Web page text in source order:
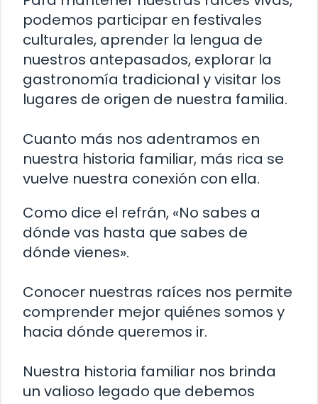
podemos participar en festivales
culturales, aprender la lengua de
nuestros antepasados, explorar la
gastronomía tradicional y visitar los
lugares de origen de nuestra familia.
Cuanto más nos adentramos en
nuestra historia familiar, más rica se
vuelve nuestra conexión con ella.
Como dice el refrán, «No sabes a
dónde vas hasta que sabes de
dónde vienes».
Conocer nuestras raíces nos permite
comprender mejor quiénes somos y
hacia dónde queremos ir.
Nuestra historia familiar nos brinda
un valioso legado que debemos